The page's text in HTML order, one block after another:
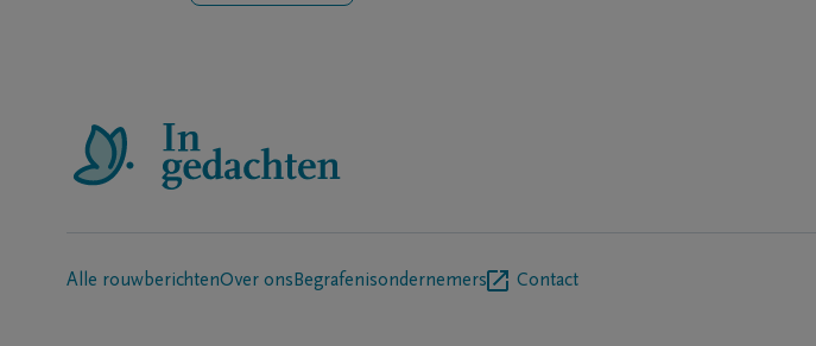
Alle rouwberichtenOver ons Begrafenisondernemers Contact